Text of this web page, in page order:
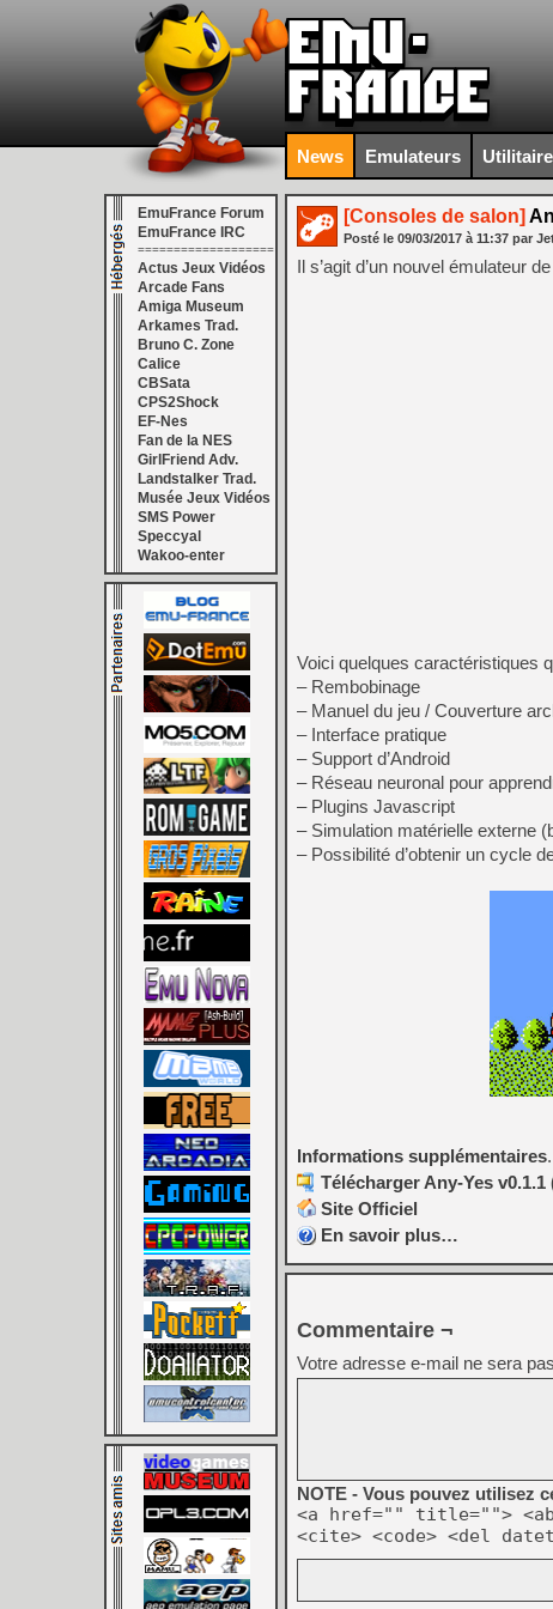
News Emulateurs
EmuFrance Forum
EmuFrance IRC
===================
Actus Jeux Vidéos
Arcade Fans
Amiga Museum
Arkames Trad.
Bruno C. Zone
Calice
CBSata
CPS2Shock
EF-Nes
Fan de la NES
GirlFriend Adv.
Landstalker Trad.
Musée Jeux Vidéos
SMS Power
Speccyal
Wakoo-enter
[Consoles de salon]
Posté le 09/03/2017 à 11:37 par
Il s’agit d’un nouvel émulateur
Voici quelques caractéristiques
– Rembobinage
– Manuel du jeu / Couverture
– Interface pratique
– Support d’Android
– Réseau neuronal pour
– Plugins Javascript
– Simulation matérielle externe
– Possibilité d’obtenir un cycle
Informations supplémentaires.
Télécharger Any-Yes v0.1.1
Site Officiel
En savoir plus…
Commentaire ¬
Votre adresse e-mail ne sera
NOTE - Vous pouvez utilisez
<a href="" title="">
<cite> <code> <del